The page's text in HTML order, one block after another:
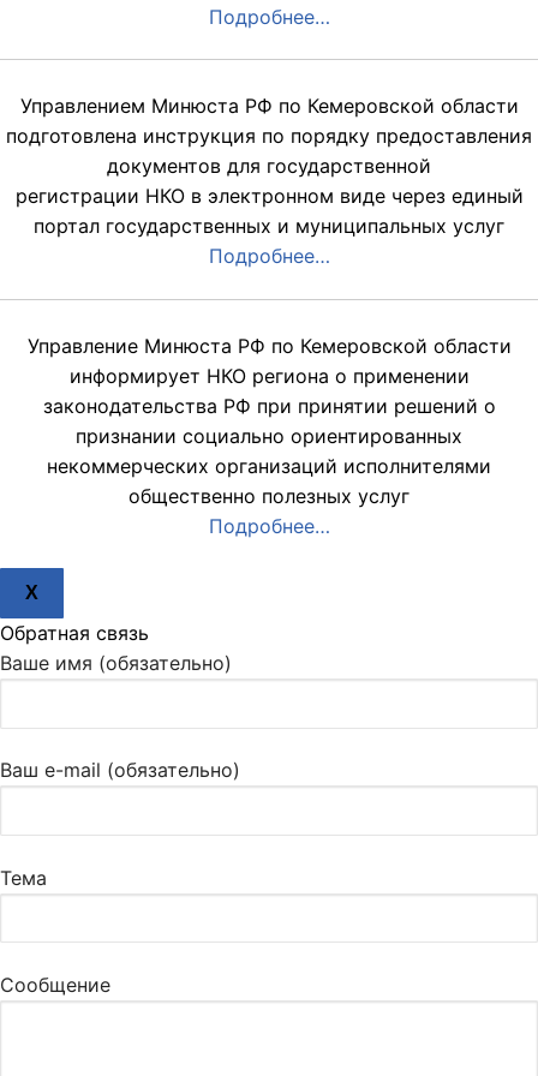
Подробнее…
Управлением Минюста РФ по Кемеровской области
подготовлена инструкция по порядку предоставления
документов для государственной
регистрации НКО в электронном виде через единый
портал государственных и муниципальных услуг
Подробнее…
Управление Минюста РФ по Кемеровской области
информирует НКО региона о применении
законодательства РФ при принятии решений о
признании социально ориентированных
некоммерческих организаций исполнителями
общественно полезных услуг
Подробнее…
X
Обратная связь
Ваше имя (обязательно)
Ваш e-mail (обязательно)
Тема
Сообщение